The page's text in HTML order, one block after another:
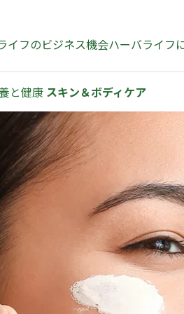
イフのビジネス機会ハーバライフ
と健康 ​​スキン＆ボディケア ​